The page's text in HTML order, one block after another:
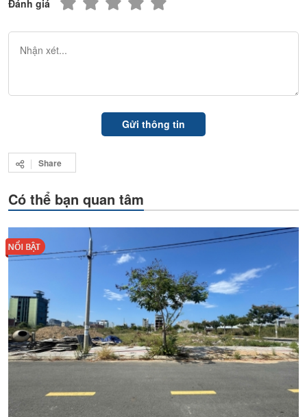
Đánh giá
Share
Có thể bạn quan tâm